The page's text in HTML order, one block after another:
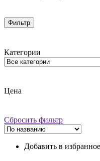
Фильтр
Категории
Цена
Сбросить фильтр
Добавить в избранное